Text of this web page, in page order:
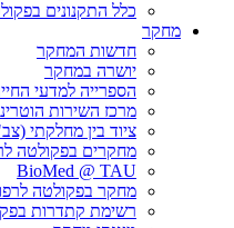
כלל התקנונים
מחקר
חדשות המחקר
יושרה במחקר
הספרייה למדעי
מרכז השירות
ציוד בין מחלקתי
מחקרים בפקולטה
BioMed @ TAU
מחקר בפקולטה
רשימת קתדרות